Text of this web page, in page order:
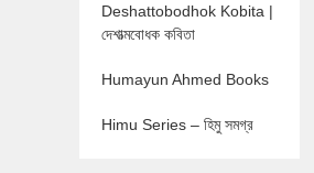
Deshattobodhok Kobita |
দেশাত্মবোধক কবিতা
Humayun Ahmed Books
Himu Series – হিমু সমগ্র